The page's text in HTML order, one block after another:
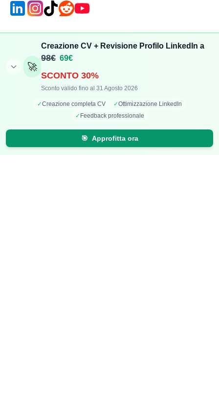
🚀
Creazione CV + Revisione Profilo LinkedIn a
98€ 69€
SCONTO 30%
Sconto valido fino al 31 Agosto 2026
✓Creazione completa CV ✓Ottimizzazione LinkedIn
✓ Feedback professionale
🎯 Approfitta ora
Aggiungi Compenso
Stipendi Dipendenti
Fatturati Partite IVA
Classifica Aziende
Mappa Stipendi Italia
Calcolatori